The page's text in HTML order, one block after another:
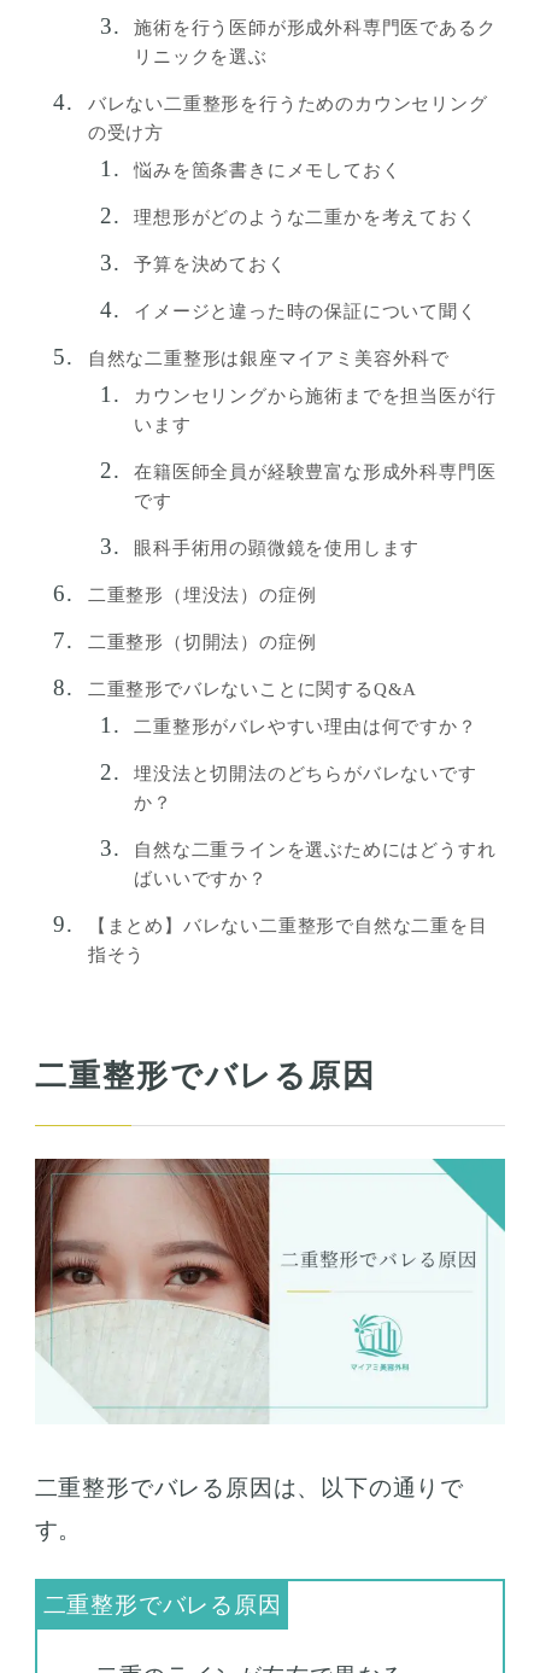
施術を行う医師が形成外科専門医であるク
リニックを選ぶ
バレない二重整形を行うためのカウンセリング
の受け方
悩みを箇条書きにメモしておく
理想形がどのような二重かを考えておく
予算を決めておく
イメージと違った時の保証について聞く
自然な二重整形は銀座マイアミ美容外科で
カウンセリングから施術までを担当医が行
います
在籍医師全員が経験豊富な形成外科専門医
です
眼科手術用の顕微鏡を使用します
二重整形（埋没法）の症例
二重整形（切開法）の症例
二重整形でバレないことに関するQ&A
二重整形がバレやすい理由は何ですか？
埋没法と切開法のどちらがバレないです
か？
自然な二重ラインを選ぶためにはどうすれ
ばいいですか？
【まとめ】バレない二重整形で自然な二重を目
指そう
二重整形でバレる原因
二重整形でバレる原因は、以下の通りで
す。